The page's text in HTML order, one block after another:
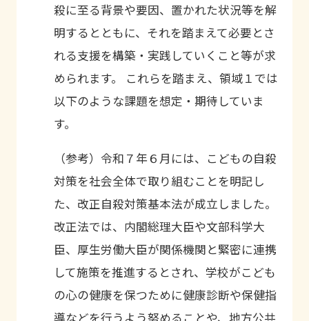
殺に至る背景や要因、置かれた状況等を解
明するとともに、それを踏まえて必要とさ
れる支援を構築・実践していくこと等が求
められます。 これらを踏まえ、領域１では
以下のような課題を想定・期待していま
す。
（参考）令和７年６月には、こどもの自殺
対策を社会全体で取り組むことを明記し
た、改正自殺対策基本法が成立しました。
改正法では、内閣総理大臣や文部科学大
臣、厚生労働大臣が関係機関と緊密に連携
して施策を推進するとされ、学校がこども
の心の健康を保つために健康診断や保健指
導などを行うよう努めることや、地方公共